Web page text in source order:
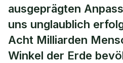
ausgeprägten
uns unglaublich
Acht Milliarden
Winkel der Erde